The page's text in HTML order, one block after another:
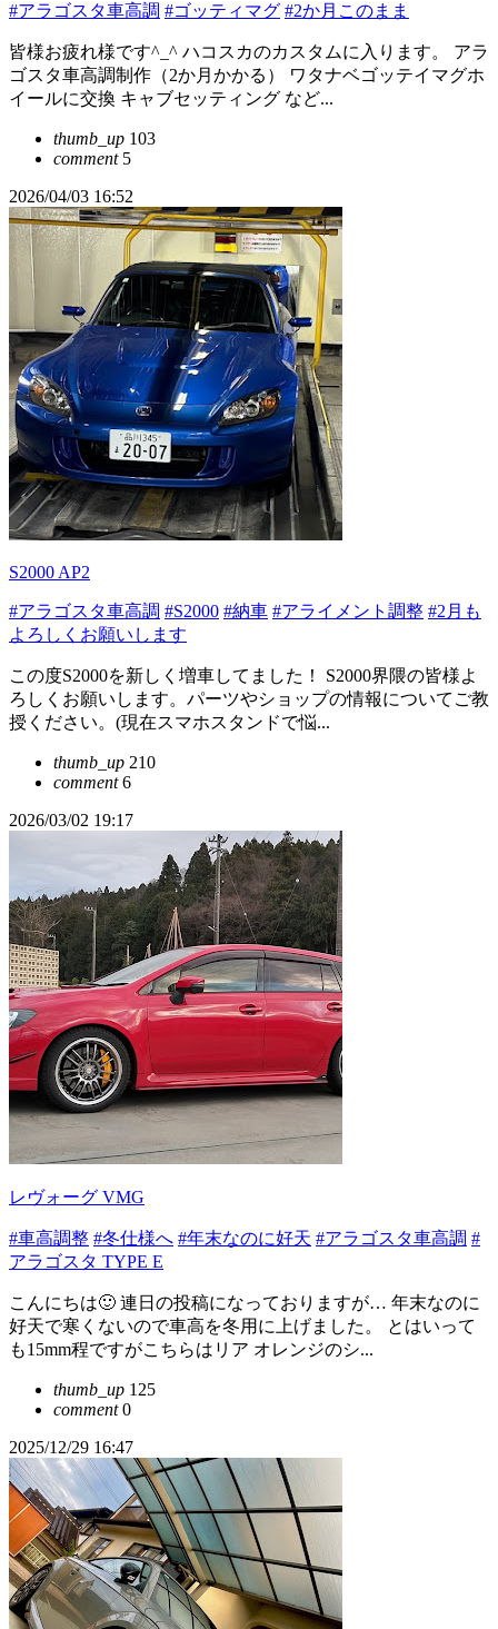
#アラゴスタ車高調 #ゴッティマグ #2か月このまま
皆様お疲れ様です^_^ ハコスカのカスタムに入ります。 アラ
ゴスタ車高調制作（2か月かかる） ワタナベゴッテイマグホ
イールに交換 キャブセッティング など...
thumb_up 103
comment5
2026/04/03 16:52
S2000 AP2
#アラゴスタ車高調 #S2000 #納車 #アライメント調整 #2月も
よろしくお願いします
この度S2000を新しく増車してました！ S2000界隈の皆様よ
ろしくお願いします。パーツやショップの情報についてご教
授ください。(現在スマホスタンドで悩...
thumb_up 210
comment6
2026/03/02 19:17
レヴォーグ VMG
#車高調整 #冬仕様へ #年末なのに好天 #アラゴスタ車高調 #
アラゴスタ TYPE E
こんにちは🙂 連日の投稿になっておりますが… 年末なのに
好天で寒くないので車高を冬用に上げました。 とはいって
も15mm程ですがこちらはリア オレンジのシ...
thumb_up 125
comment0
2025/12/29 16:47